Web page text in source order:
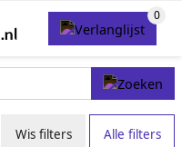
Wis filters Alle filters